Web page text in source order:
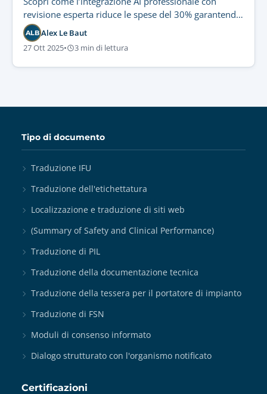
revisione esperta riduce le spese del 30% garantendo
la conformità.
ALB Alex Le Baut
27 Ott 2025• 3 min di lettura
Tipo di documento
Traduzione IFU
Traduzione dell'etichettatura
Localizzazione e traduzione di siti web
(Summary of Safety and Clinical Performance)
Traduzione di PIL
Traduzione della documentazione tecnica
Traduzione della tessera per il portatore di impianto
Traduzione di FSN
Moduli di consenso informato
Dialogo strutturato con l'organismo notificato
Certificazioni